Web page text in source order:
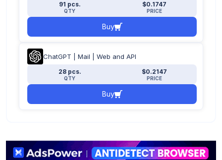
91 pcs.
QTY
$0.1747
PRICE
Buy
ChatGPT | Mail | Web and API
28 pcs.
QTY
$0.2147
PRICE
Buy